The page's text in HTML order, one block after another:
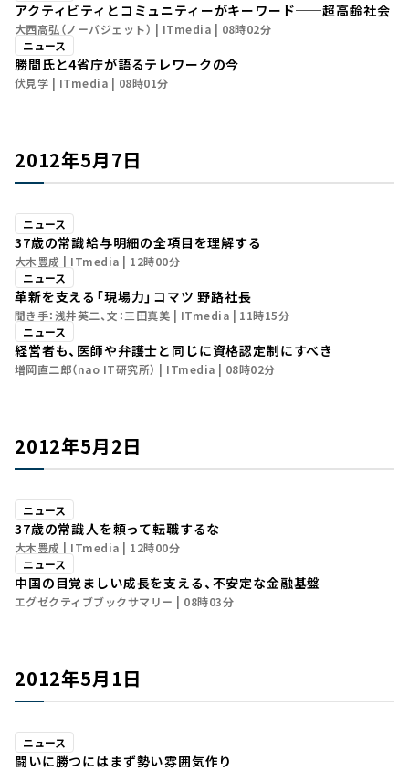
アクティビティとコミュニティーがキーワード──超高齢社会
大西高弘（ノーバジェット） ITmedia
08時02分
ニュース
勝間氏と4省庁が語るテレワークの今
伏見学 ITmedia 08時01分
2012年5月7日
ニュース
37歳の常識――給与明細の全項目を理解する
大木豊成 ITmedia
12時00分
ニュース
革新を支える「現場力」――コマツ 野路社長
聞き手：浅井英二、文：三田真美 ITmedia
11時15分
ニュース
経営者も、医師や弁護士と同じに資格認定制にすべき
増岡直二郎（nao IT研究所） ITmedia 08時02分
2012年5月2日
ニュース
37歳の常識――人を頼って転職するな
大木豊成 ITmedia
12時00分
ニュース
中国の目覚ましい成長を支える、不安定な金融基盤
エグゼクティブブックサマリー 08時03分
2012年5月1日
ニュース
闘いに勝つにはまず勢い――雰囲気作り